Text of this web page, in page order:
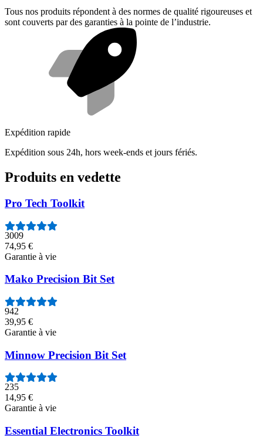
Tous nos produits répondent à des normes de qualité rigoureuses et
sont couverts par des garanties à la pointe de l’industrie.
Expédition rapide
Expédition sous 24h, hors week-ends et jours fériés.
Produits en vedette
Pro Tech Toolkit
3009
74,95 €
Garantie à vie
Mako Precision Bit Set
942
39,95 €
Garantie à vie
Minnow Precision Bit Set
235
14,95 €
Garantie à vie
Essential Electronics Toolkit